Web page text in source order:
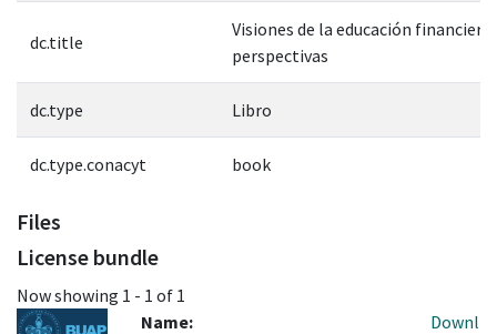
dc.title
Visiones de la educación
perspectivas
dc.type Libro
dc.type.conacyt book
Files
License bundle
Now showing 1 - 1 of 1
Name:
Downl